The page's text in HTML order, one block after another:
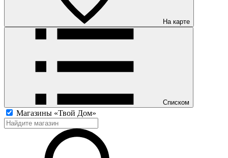
На карте
Списком
Магазины «Твой Дом»